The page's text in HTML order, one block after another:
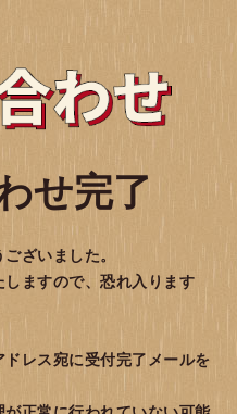
せ完了
ざいました。
ますので、恐れ入ります
レス宛に受付完了メールを